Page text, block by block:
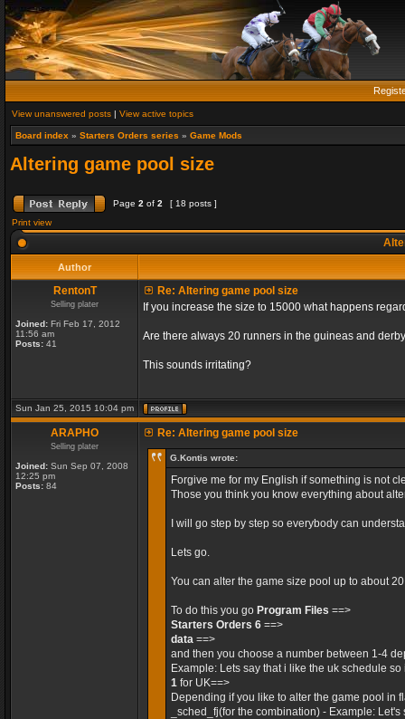
View unanswered posts | View active topics
Board index » Starters Orders series » Game Mods
Altering game pool size
Page 2 of 2
[ 18 posts ]
Print view
Author
RentonT
Selling plater
Joined: Fri Feb 17, 2012
11:56 am
Posts: 41
Re: Altering game pool size
If you increase the size to 15000 what happens
Are there always 20 runners in the guineas and
This sounds irritating?
Sun Jan 25, 2015 10:04 pm
ARAPHO
Selling plater
Joined: Sun Sep 07, 2008
12:25 pm
Posts: 84
Re: Altering game pool size
G.Kontis wrote:
Forgive me for my English if something is not
Those you think you know everything about
I will go step by step so everybody can
Lets go.
You can alter the game size pool up to about
To do this you go Program Files ==>
Starters Orders 6 ==>
data ==>
and then you choose a number between 1-4
Example: Lets say that i like the uk schedule so
1 for UK==>
Depending if you like to alter the game pool in
_sched_fj(for the combination) - Example: